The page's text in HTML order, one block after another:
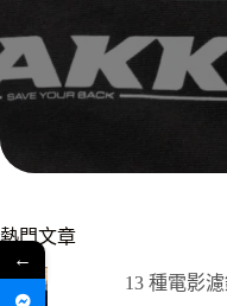
熱門文章
13 種電影
←